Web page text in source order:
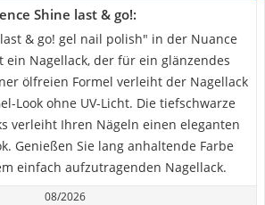
Shine last & go!:
& go! gel nail polish" in der Nuance
ein Nagellack, der für ein glänzendes
ölfreien Formel verleiht der Nagellack
Look ohne UV-Licht. Die tiefschwarze
verleiht Ihren Nägeln einen eleganten
Genießen Sie lang anhaltende Farbe
einfach aufzutragenden Nagellack.
08/2026